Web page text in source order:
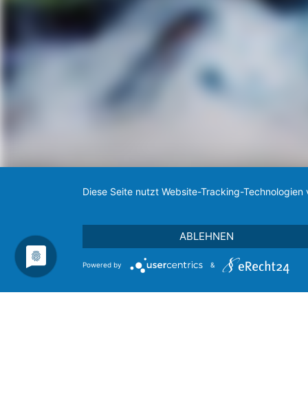
Diese Seite nutzt Website-Tracking-
ABLEHNEN
Powered by &